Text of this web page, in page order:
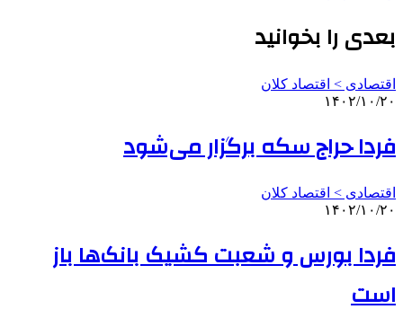
بعدی را بخوانید
اقتصادی > اقتصاد کلان
۱۴۰۲/۱۰/۲۰
فردا حراج سکه برگزار می‌شود
اقتصادی > اقتصاد کلان
۱۴۰۲/۱۰/۲۰
فردا بورس و شعبت کشیک بانک‌ها باز
است